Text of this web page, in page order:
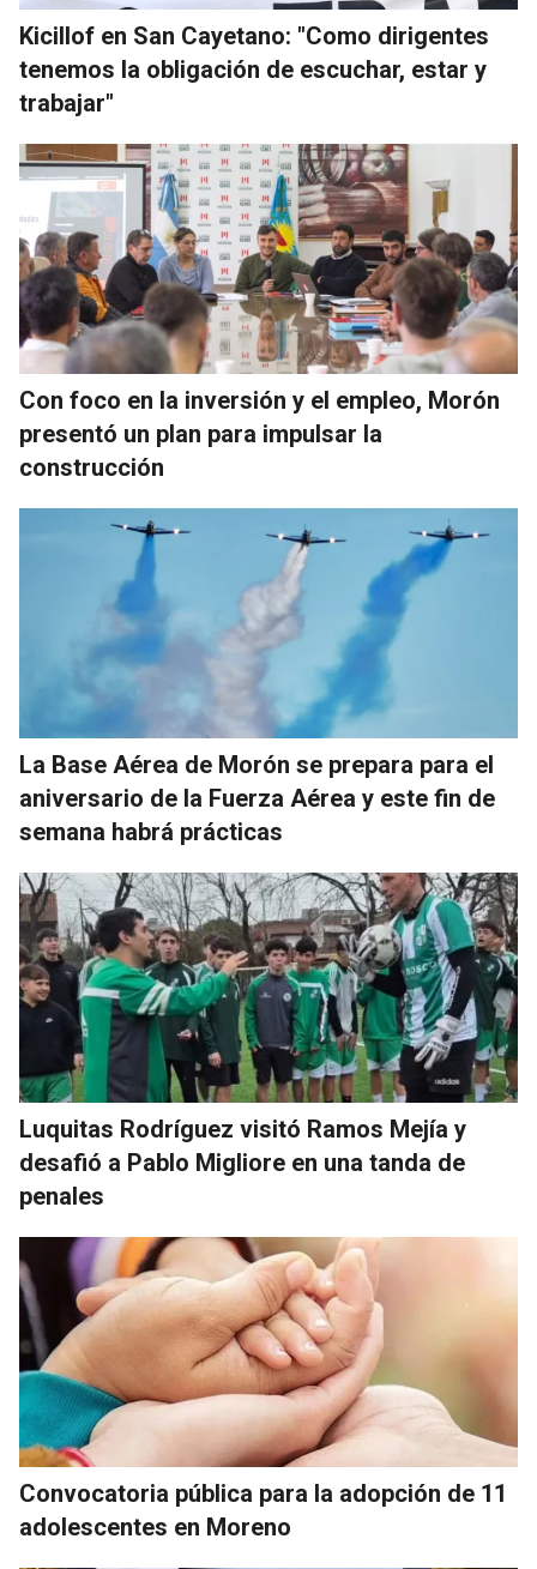
Kicillof en San Cayetano: "Como dirigentes
tenemos la obligación de escuchar, estar y
trabajar"
Con foco en la inversión y el empleo, Morón
presentó un plan para impulsar la
construcción
La Base Aérea de Morón se prepara para el
aniversario de la Fuerza Aérea y este fin de
semana habrá prácticas
Luquitas Rodríguez visitó Ramos Mejía y
desafió a Pablo Migliore en una tanda de
penales
Convocatoria pública para la adopción de 11
adolescentes en Moreno